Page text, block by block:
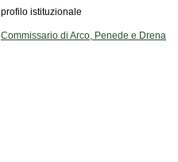
profilo istituzionale
Commissario di Arco, Penede e Drena